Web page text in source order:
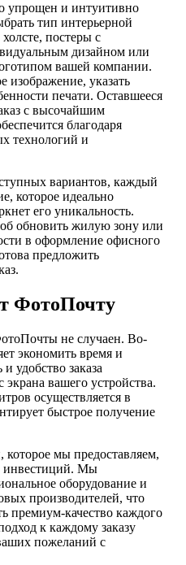
упрощен и интуитивно
тип интерьерной
постеры с
дизайном или
вашей компании.
изображение, указать
печати. Оставшееся
с высочайшим
благодаря
технологий и
вариантов, каждый
которое идеально
его уникальность.
обновить жилую зону или
в оформление офисного
предложить
ФотоПочту
не случаен. Во-
экономить время и
удобство заказа
вашего устройства.
осуществляется в
быстрое получение
которое мы предоставляем,
инвестиций. Мы
оборудование и
производителей, что
премиум-качество каждого
к каждому заказу
пожеланий с